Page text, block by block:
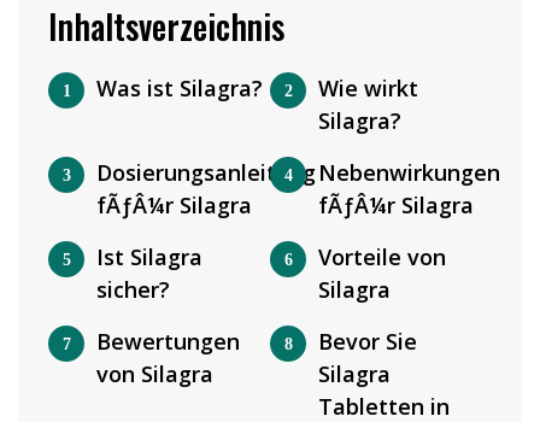
Inhaltsverzeichnis
Was ist Silagra?
Wie wirkt
Silagra?
Dosierungsanleitung
fÃƒÂ¼r Silagra
Nebenwirkungen
fÃƒÂ¼r Silagra
Ist Silagra
sicher?
Vorteile von
Silagra
Bewertungen
von Silagra
Bevor Sie
Silagra
Tabletten in